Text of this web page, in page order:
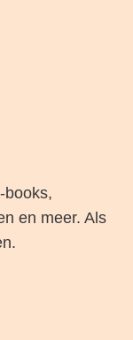
books,
en meer. Als